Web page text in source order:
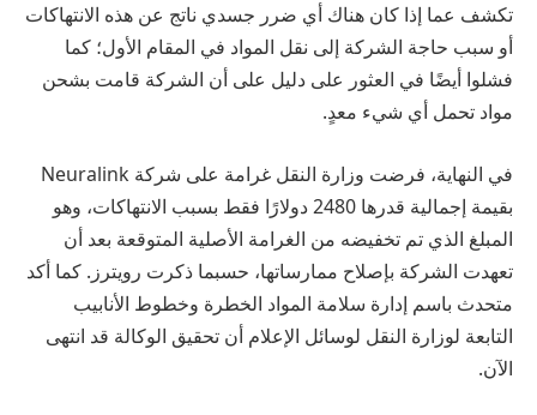
تكشف عما إذا كان هناك أي ضرر جسدي ناتج عن هذه الانتهاكات
أو سبب حاجة الشركة إلى نقل المواد في المقام الأول؛ كما
فشلوا أيضًا في العثور على دليل على أن الشركة قامت بشحن
مواد تحمل أي شيء معدٍ.
في النهاية، فرضت وزارة النقل غرامة على شركة Neuralink
بقيمة إجمالية قدرها 2480 دولارًا فقط بسبب الانتهاكات، وهو
المبلغ الذي تم تخفيضه من الغرامة الأصلية المتوقعة بعد أن
تعهدت الشركة بإصلاح ممارساتها، حسبما ذكرت رويترز. كما أكد
متحدث باسم إدارة سلامة المواد الخطرة وخطوط الأنابيب
التابعة لوزارة النقل لوسائل الإعلام أن تحقيق الوكالة قد انتهى
الآن.